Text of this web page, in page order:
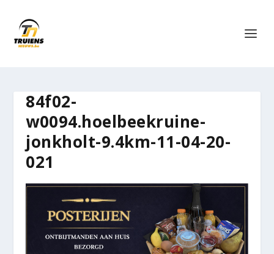
84f02-
w0094.hoelbeekruine-
jonkholt-9.4km-11-04-20-
021